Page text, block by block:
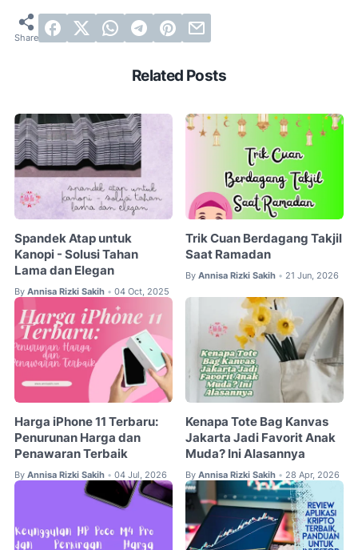
Related Posts
Spandek Atap untuk
Kanopi - Solusi Tahan
Lama dan Elegan
By Annisa Rizki Sakih • 04 Oct, 2025
Trik Cuan Berdagang Takjil
Saat Ramadan
By Annisa Rizki Sakih • 21 Jun, 2026
Harga iPhone 11 Terbaru:
Penurunan Harga dan
Penawaran Terbaik
By Annisa Rizki Sakih • 04 Jul, 2026
Kenapa Tote Bag Kanvas
Jakarta Jadi Favorit Anak
Muda? Ini Alasannya
By Annisa Rizki Sakih • 28 Apr, 2026